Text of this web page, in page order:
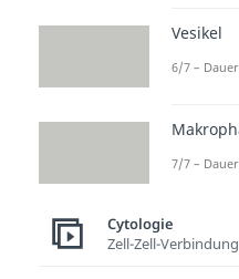
Vesikel
6/7 –
7/7 –
Cytologie
Zell-Zell-